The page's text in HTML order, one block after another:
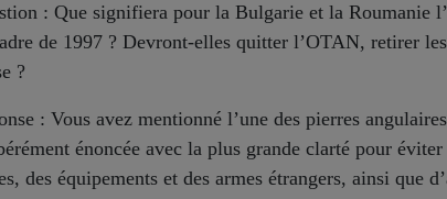
: Que signifiera pour la Bulgarie et la Roumanie
de 1997 ? Devront-elles quitter l’OTAN, retirer
?
: Vous avez mentionné l’une des pierres
énoncée avec la plus grande clarté pour
des équipements et des armes étrangers, ainsi que